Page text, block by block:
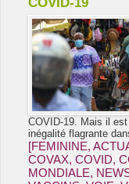
COVID-19. Mais il
inégalité flagrante
[FEMININE,
COVAX, COVID,
MONDIALE,